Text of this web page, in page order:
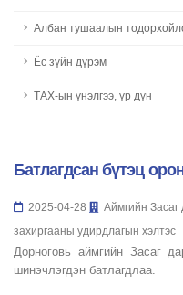
Албан тушаалын
Ёс зүйн дүрэм
ТАХ-ын үнэлгээ, үр дүн
Батлагдсан бүтэц
2025-04-28 Аймгийн Засаг
захиргааны удирдлагын хэлтэс
Дорноговь аймгийн Засаг
шинэчлэгдэн батлагдлаа.